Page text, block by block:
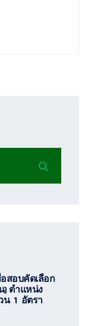
สอบคัดเลือก
) ตำแหน่ง
1 อัตรา